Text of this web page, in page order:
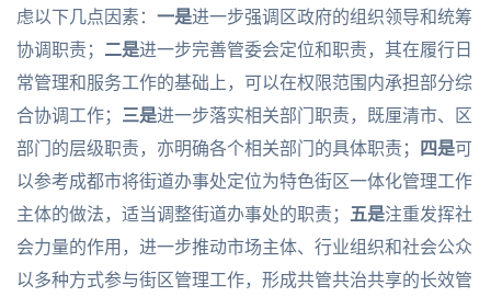
虑以下几点因素： 一是进一步强调区政府的组织领导和统筹
协调职责； 二是进一步完善管委会定位和职责，其在履行日
常管理和服务工作的基础上，可以在权限范围内承担部分综
合协调工作； 三是进一步落实相关部门职责，既厘清市、区
部门的层级职责，亦明确各个相关部门的具体职责； 四是可
以参考成都市将街道办事处定位为特色街区一体化管理工作
主体的做法，适当调整街道办事处的职责； 五是注重发挥社
会力量的作用，进一步推动市场主体、行业组织和社会公众
以多种方式参与街区管理工作，形成共管共治共享的长效管